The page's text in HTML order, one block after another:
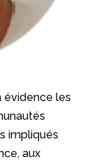
évidence les
impliqués
aux